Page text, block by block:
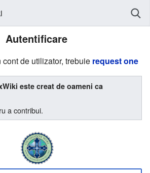
Autentificare
de utilizator, trebuie request one
este creat de oameni ca
a contribui.